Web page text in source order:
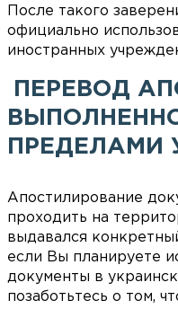
После такого
официально
иностранных
ПЕРЕВОД
ПРЕДЕЛАМИ
Апостилирование
проходить на
выдавался
если Вы планируете
документы в
позаботьтесь о том,